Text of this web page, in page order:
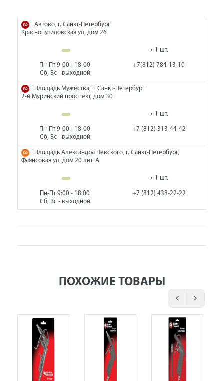
Автово, г. Санкт-Петербург
Краснопутиловская ул, дом 26
> 1 шт.
Пн-Пт 9-00 - 18-00
Сб, Вс - выходной
+7(812) 784-13-10
Площадь Мужества, г. Санкт-Петербург
2-й Муринский проспект, дом 30
> 1 шт.
Пн-Пт 9-00 - 18-00
Сб, Вс - выходной
+7 (812) 313-44-42
Площадь Александра Невского, г. Санкт-Петербург,
Фаянсовая ул, дом 20 лит. А
> 1 шт.
Пн-Пт 9:00 - 18:00
Сб, Вс - выходной
+7 (812) 438-22-22
ПОХОЖИЕ ТОВАРЫ